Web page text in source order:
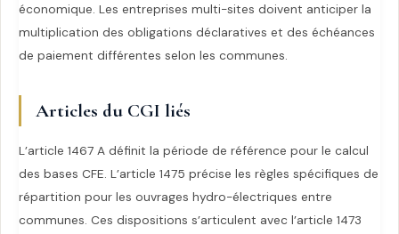
économique. Les entreprises multi-sites doivent anticiper la
multiplication des obligations déclaratives et des échéances
de paiement différentes selon les communes.
Articles du CGI liés
L’article 1467 A définit la période de référence pour le calcul
des bases CFE. L’article 1475 précise les règles spécifiques de
répartition pour les ouvrages hydro-électriques entre
communes. Ces dispositions s’articulent avec l’article 1473